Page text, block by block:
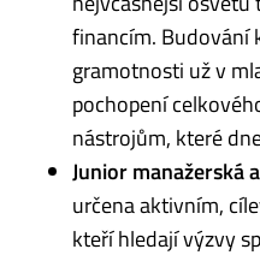
financím. Budování
gramotnosti už v
pochopení
nástrojům, které
Junior manažerská
určena aktivním,
kteří hledají výzvy